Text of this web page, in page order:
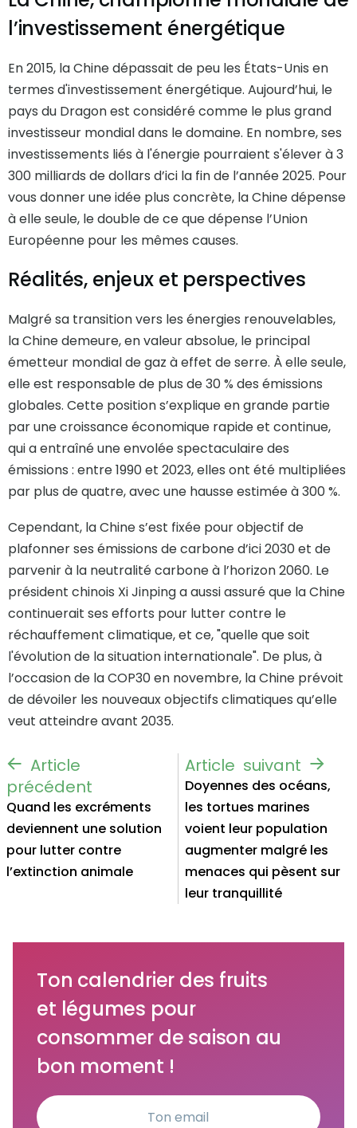
l’investissement énergétique
En 2015, la Chine dépassait de peu les États-Unis en
termes d'investissement énergétique. Aujourd’hui, le
pays du Dragon est considéré comme le plus grand
investisseur mondial dans le domaine. En nombre, ses
investissements liés à l'énergie pourraient s'élever à 3
300 milliards de dollars d’ici la fin de l’année 2025. Pour
vous donner une idée plus concrète, la Chine dépense
à elle seule, le double de ce que dépense l’Union
Européenne pour les mêmes causes.
Réalités, enjeux et perspectives
Malgré sa transition vers les énergies renouvelables,
la Chine demeure, en valeur absolue, le principal
émetteur mondial de gaz à effet de serre. À elle seule,
elle est responsable de plus de 30 % des émissions
globales. Cette position s’explique en grande partie
par une croissance économique rapide et continue,
qui a entraîné une envolée spectaculaire des
émissions : entre 1990 et 2023, elles ont été multipliées
par plus de quatre, avec une hausse estimée à 300 %.
Cependant, la Chine s’est fixée pour objectif de
plafonner ses émissions de carbone d’ici 2030 et de
parvenir à la neutralité carbone à l’horizon 2060. Le
président chinois Xi Jinping a aussi assuré que la Chine
continuerait ses efforts pour lutter contre le
réchauffement climatique, et ce, "quelle que soit
l'évolution de la situation internationale". De plus, à
l’occasion de la COP30 en novembre, la Chine prévoit
de dévoiler les nouveaux objectifs climatiques qu’elle
veut atteindre avant 2035.
Quand les excréments
deviennent une solution
pour lutter contre
l’extinction animale
Doyennes des océans,
les tortues marines
voient leur population
augmenter malgré les
menaces qui pèsent sur
leur tranquillité
Ton calendrier des fruits
et légumes pour
consommer de saison au
bon moment !